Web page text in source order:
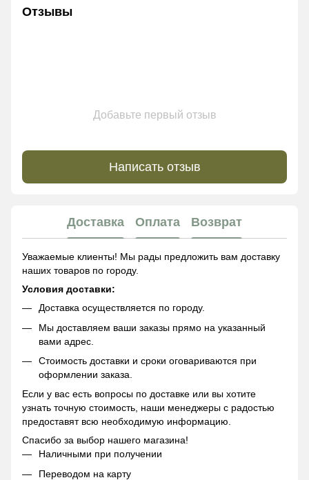
Отзывы
Добавьте первый отзыв
Написать отзыв
Доставка Оплата Возврат
Уважаемые клиенты! Мы рады предложить вам доставку
наших товаров по городу.
Условия доставки:
Доставка осуществляется по городу.
Мы доставляем ваши заказы прямо на указанный
вами адрес.
Стоимость доставки и сроки оговариваются при
оформлении заказа.
Если у вас есть вопросы по доставке или вы хотите
узнать точную стоимость, наши менеджеры с радостью
предоставят всю необходимую информацию.
Спасибо за выбор нашего магазина!
Наличными при получении
Переводом на карту